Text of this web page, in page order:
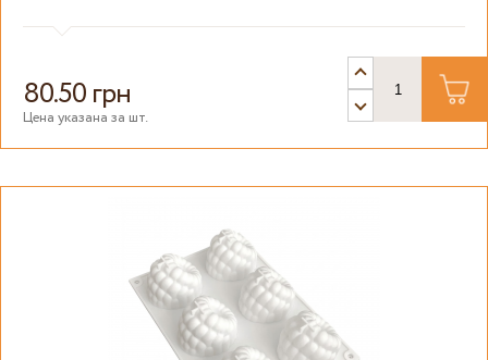
80.50 грн
Цена указана за шт.